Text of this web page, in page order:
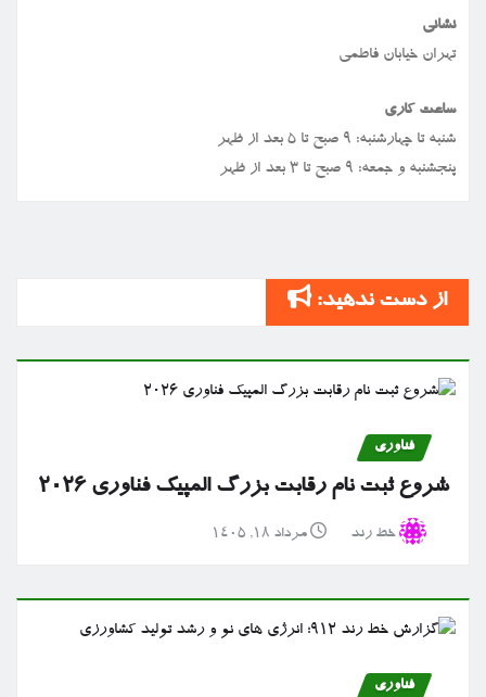
نشانی
تهران خیابان فاطمی
ساعت کاری
شنبه تا چهارشنبه: ۹ صبح تا ۵ بعد از ظهر
پنجشنبه و جمعه: ۹ صبح تا ۳ بعد از ظهر
از دست ندهید:
فناوری
شروع ثبت نام رقابت بزرگ المپیک فناوری ۲۰۲۶
خط رند مرداد ۱۸, ۱۴۰۵
فناوری